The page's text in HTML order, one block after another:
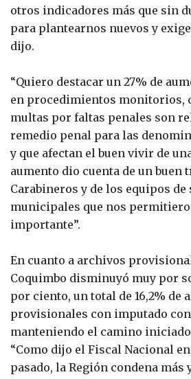
otros indicadores más que sin
para plantearnos nuevos y
dijo.
“Quiero destacar un 27% de
en procedimientos monitorios,
multas por faltas penales son
remedio penal para las
y que afectan el buen vivir de
aumento dio cuenta de un buen
Carabineros y de los equipos de
municipales que nos
importante”.
En cuanto a archivos
Coquimbo disminuyó muy por
por ciento, un total de 16,2% de
provisionales con imputado
manteniendo el camino iniciado
“Como dijo el Fiscal Nacional
pasado, la Región condena más